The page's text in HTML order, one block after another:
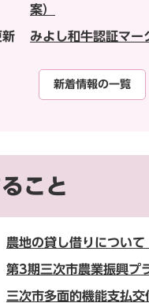
案）
みよし和牛認証マ
新着情報の一覧
こと
農地の貸し借りについて
第3期三次市農業振興プ
三次市多面的機能支払交